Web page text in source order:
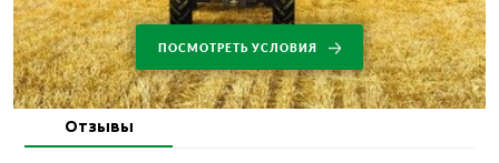
ПОСМОТРЕТЬ УСЛОВИЯ
Отзывы